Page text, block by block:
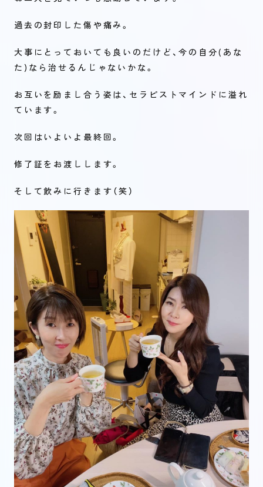
過去の封印した傷や痛み。
大事にとっておいても良いのだけど、今の自分(あな
た)なら治せるんじゃないかな。
お互いを励まし合う姿は、セラピストマインドに溢れ
ています。
次回はいよいよ最終回。
修了証をお渡しします。
そして飲みに行きます（笑）